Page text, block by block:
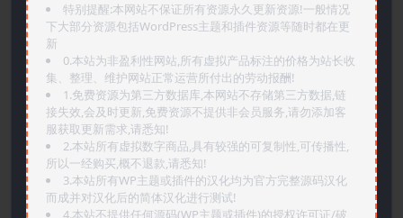
特别提醒:本网站不保证所有资源永久更新资源!一般情况
下大部分资源包括WordPress主题和插件资源等随时都在更
新
0.本站为非盈利性网站,所有虚拟产品标注的价格为站长收
集、整理、维护网站正常运营所付出的劳动报酬!
1.免费资源为第三方数据库,本网站不存储第三方数据,链
接失效,会及时更新,免费资源不提供非会员服务,请勿添加客
服获取更新需求,请悉知!
2.本站所有虚拟数字商品,具有较强的可复制性,可传播性,
所以一经购买,概不退款,请悉知!
3.本站所有WP主题或插件的汉化均为官方完整源码汉化
而成并对汉化后的简体汉化进行测试!
4.本站不提供任何源码(WP主题或插件)的授权许可证/破